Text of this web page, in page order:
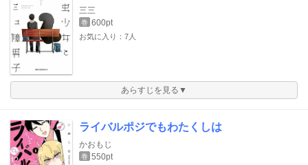
三三
巻 600pt
お気に入り：7人
あらすじを見る▼
ライバルポジでもわたくしは
かおもじ
巻 550pt